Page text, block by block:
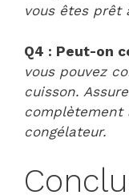
vous êtes prêt
Q4 : Peut-on
vous pouvez
cuisson.
complètement
congélateur.